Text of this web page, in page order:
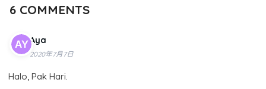
6COMMENTS
Aya
2020年7月7日
Halo, Pak Hari.